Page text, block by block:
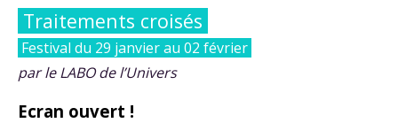
Traitements croisés
Festival du 29 janvier au 02 février
par le LABO de l’Univers
Ecran ouvert !